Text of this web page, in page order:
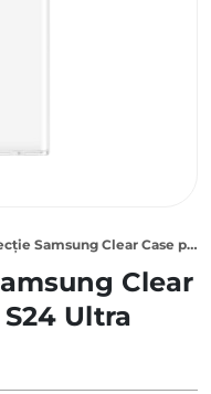
Clear Case pentru Galaxy S24 Ultra, Transparent
Clear
Ultra